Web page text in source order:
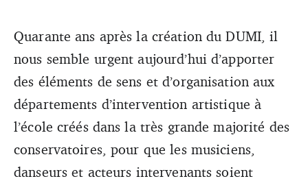
Quarante ans après la création du DUMI, il
nous semble urgent aujourd’hui d’apporter
des éléments de sens et d’organisation aux
départements d’intervention artistique à
l’école créés dans la très grande majorité des
conservatoires, pour que les musiciens,
danseurs et acteurs intervenants soient